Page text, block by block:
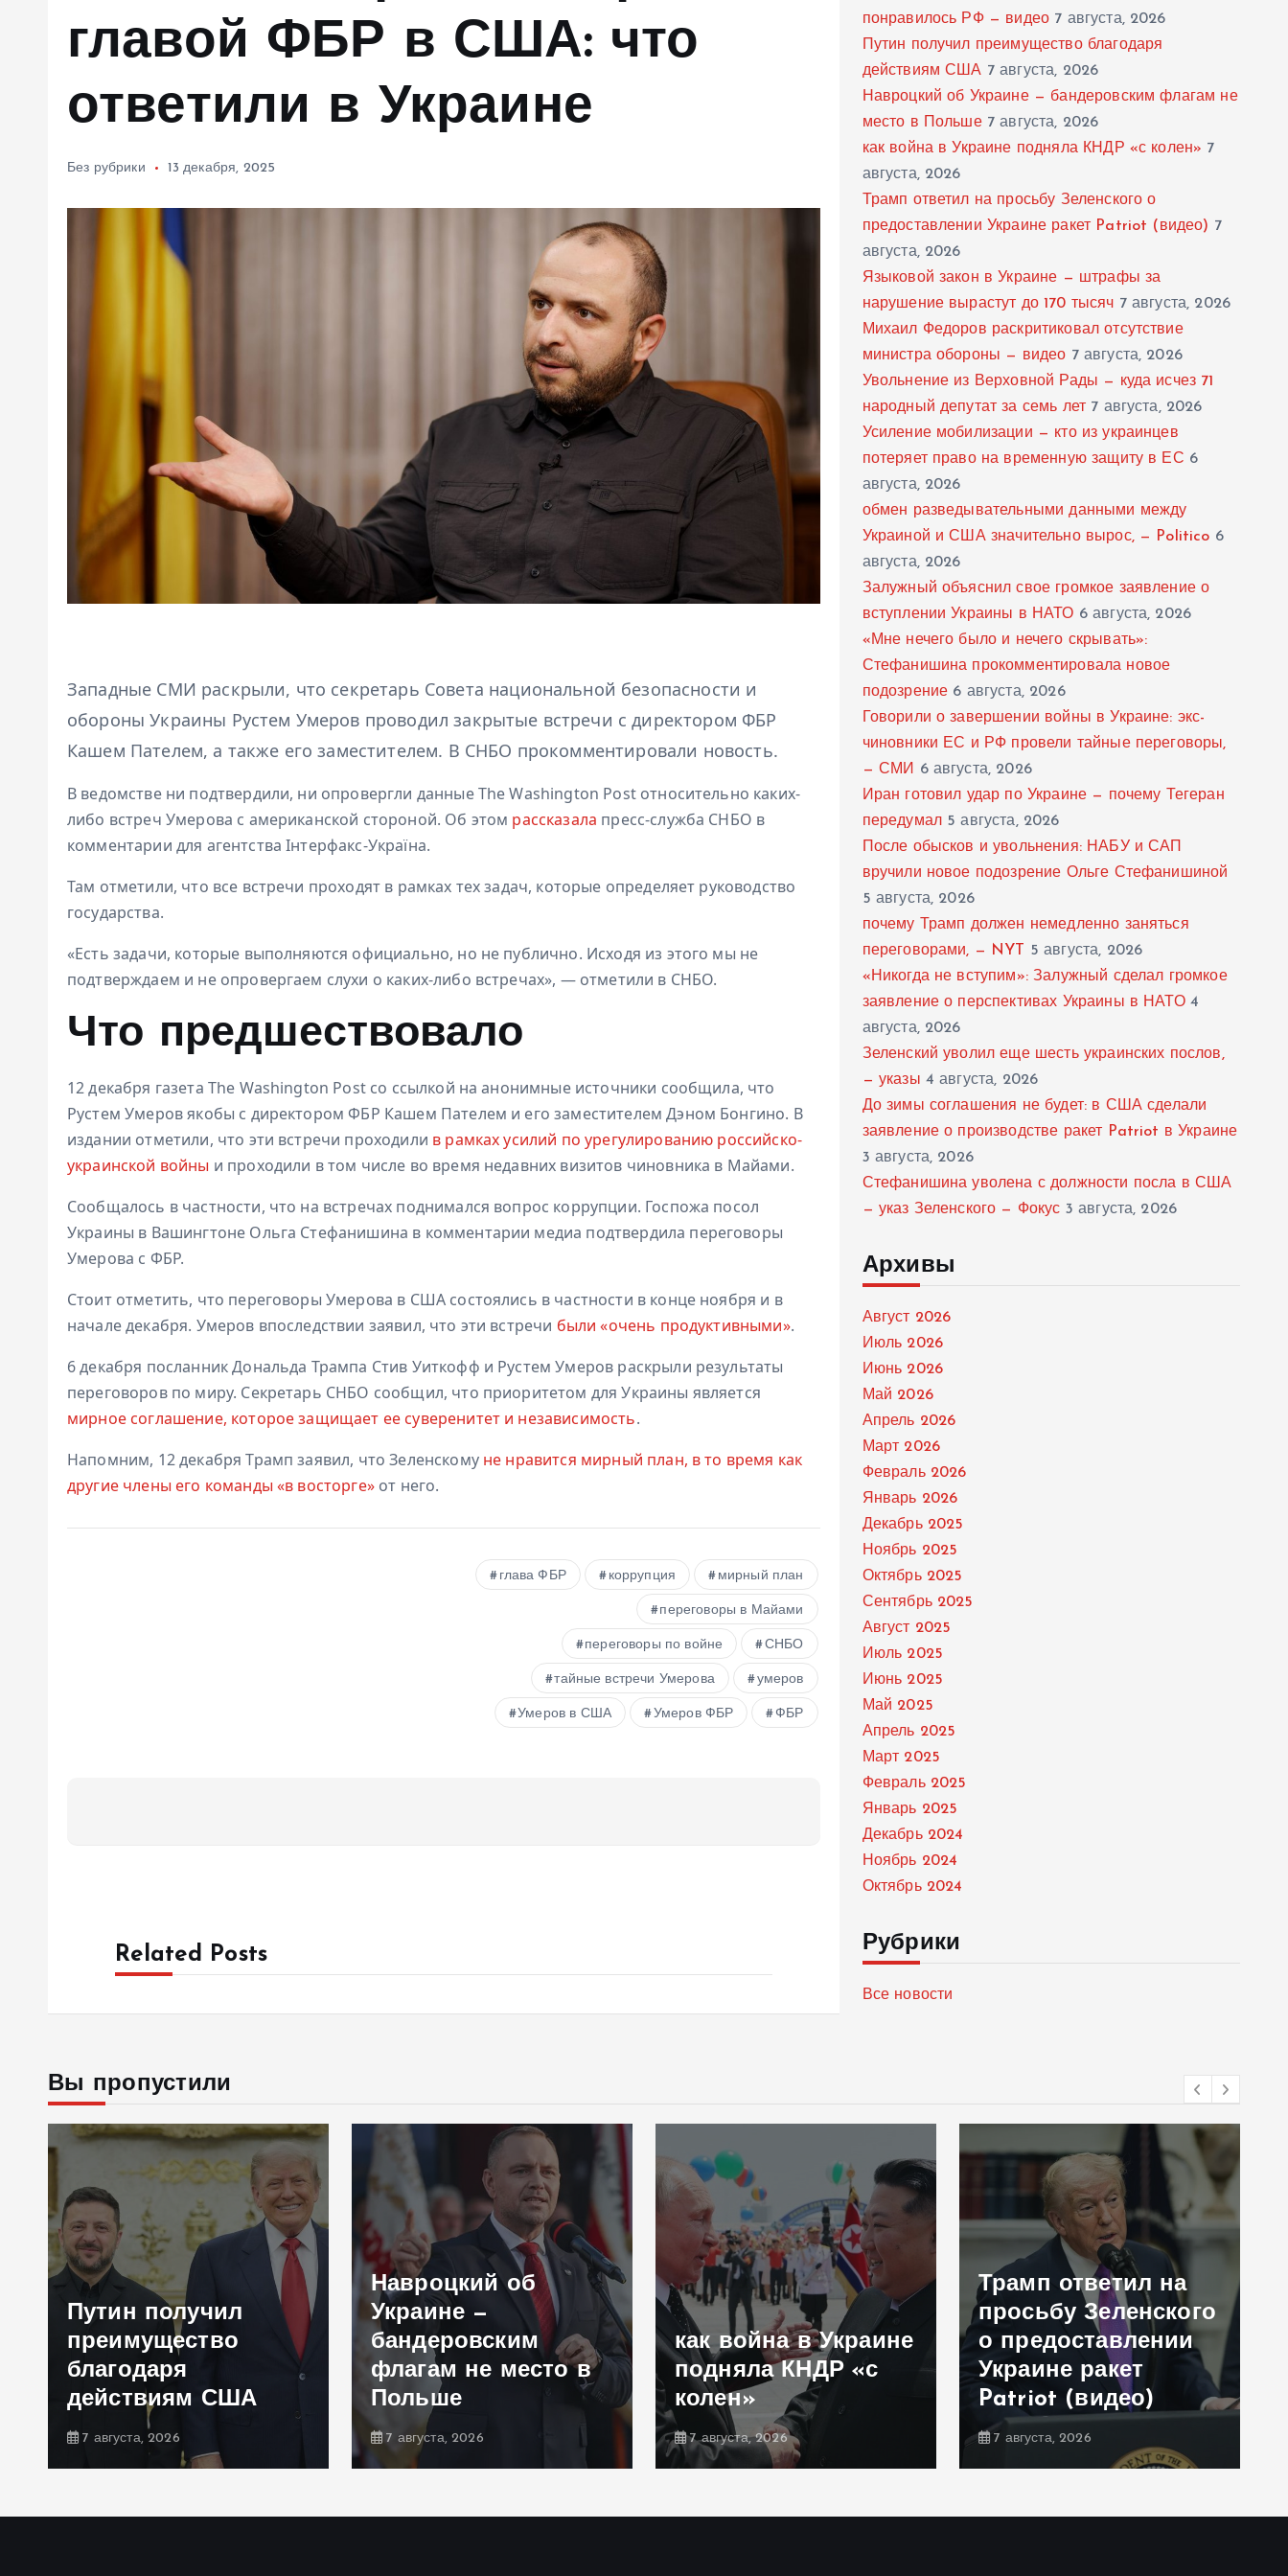
главой ФБР в США: что
ответили в Украине
Без рубрики 13 декабря, 2025
Западные СМИ раскрыли, что секретарь Совета национальной безопасности и
обороны Украины Рустем Умеров проводил закрытые встречи с директором ФБР
Кашем Пателем, а также его заместителем. В СНБО прокомментировали новость.
В ведомстве ни подтвердили, ни опровергли данные The Washington Post относительно каких-
либо встреч Умерова с американской стороной. Об этом рассказала пресс-служба СНБО в
комментарии для агентства Інтерфакс-Україна.
Там отметили, что все встречи проходят в рамках тех задач, которые определяет руководство
государства.
«Есть задачи, которые выполняются официально, но не публично. Исходя из этого мы не
подтверждаем и не опровергаем слухи о каких-либо встречах», — отметили в СНБО.
Что предшествовало
12 декабря газета The Washington Post со ссылкой на анонимные источники сообщила, что
Рустем Умеров якобы с директором ФБР Кашем Пателем и его заместителем Дэном Бонгино. В
издании отметили, что эти встречи проходили в рамках усилий по урегулированию российско-
украинской войны и проходили в том числе во время недавних визитов чиновника в Майами.
Сообщалось в частности, что на встречах поднимался вопрос коррупции. Госпожа посол
Украины в Вашингтоне Ольга Стефанишина в комментарии медиа подтвердила переговоры
Умерова с ФБР.
Стоит отметить, что переговоры Умерова в США состоялись в частности в конце ноября и в
начале декабря. Умеров впоследствии заявил, что эти встречи были «очень продуктивными».
6 декабря посланник Дональда Трампа Стив Уиткофф и Рустем Умеров раскрыли результаты
переговоров по миру. Секретарь СНБО сообщил, что приоритетом для Украины является
мирное соглашение, которое защищает ее суверенитет и независимость.
Напомним, 12 декабря Трамп заявил, что Зеленскому не нравится мирный план, в то время как
другие члены его команды «в восторге»от него.
глава ФБР коррупция мирный план
переговоры в Майами
переговоры по войне СНБО
тайные встречи Умерова умеров
Умеров в США Умеров ФБР ФБР
Related Posts
понравилось РФ — видео 7 августа, 2026
Путин получил преимущество благодаря
действиям США 7 августа, 2026
Навроцкий об Украине — бандеровским флагам не
место в Польше 7 августа, 2026
как война в Украине подняла КНДР «с колен» 7
августа, 2026
Трамп ответил на просьбу Зеленского о
предоставлении Украине ракет Patriot (видео) 7
августа, 2026
Языковой закон в Украине — штрафы за
нарушение вырастут до 170 тысяч 7 августа, 2026
Михаил Федоров раскритиковал отсутствие
министра обороны — видео 7 августа, 2026
Увольнение из Верховной Рады — куда исчез 71
народный депутат за семь лет 7 августа, 2026
Усиление мобилизации — кто из украинцев
потеряет право на временную защиту в ЕС 6
августа, 2026
обмен разведывательными данными между
Украиной и США значительно вырос, — Politico 6
августа, 2026
Залужный объяснил свое громкое заявление о
вступлении Украины в НАТО 6 августа, 2026
«Мне нечего было и нечего скрывать»:
Стефанишина прокомментировала новое
подозрение 6 августа, 2026
Говорили о завершении войны в Украине: экс-
чиновники ЕС и РФ провели тайные переговоры,
— СМИ 6 августа, 2026
Иран готовил удар по Украине — почему Тегеран
передумал 5 августа, 2026
После обысков и увольнения: НАБУ и САП
вручили новое подозрение Ольге Стефанишиной
5 августа, 2026
почему Трамп должен немедленно заняться
переговорами, — NYT
5 августа, 2026
«Никогда не вступим»: Залужный сделал громкое
заявление о перспективах Украины в НАТО 4
августа, 2026
Зеленский уволил еще шесть украинских послов,
— указы 4 августа, 2026
До зимы соглашения не будет: в США сделали
заявление о производстве ракет Patriot в Украине
3 августа, 2026
Стефанишина уволена с должности посла в США
— указ Зеленского — Фокус 3 августа, 2026
Архивы
Август 2026
Июль 2026
Июнь 2026
Май 2026
Апрель 2026
Март 2026
Февраль 2026
Январь 2026
Декабрь 2025
Ноябрь 2025
Октябрь 2025
Сентябрь 2025
Август 2025
Июль 2025
Июнь 2025
Май 2025
Апрель 2025
Март 2025
Февраль 2025
Январь 2025
Декабрь 2024
Ноябрь 2024
Октябрь 2024
Рубрики
Все новости
Вы пропустили
Путин получил
преимущество
благодаря
действиям США
7 августа, 2026
Навроцкий об
Украине —
бандеровским
флагам не место в
Польше
7 августа, 2026
как война в Украине
подняла КНДР «с
колен»
7 августа, 2026
Трамп ответил на
просьбу Зеленского
о предоставлении
Украине ракет
Patriot (видео)
7 августа, 2026